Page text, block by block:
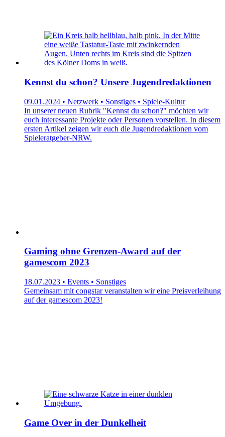
Kennst du schon? Unsere Jugendredaktionen
09.01.2024 • Netzwerk • Sonstiges • Spiele-Kultur
In unserer neuen Rubrik "Kennst du schon?" möchten wir
euch interessante Projekte oder Personen vorstellen. In diesem
ersten Artikel zeigen wir euch die Jugendredaktionen vom
Spieleratgeber-NRW.
Gaming ohne Grenzen-Award auf der
gamescom 2023
18.07.2023 • Events • Sonstiges
Gemeinsam mit congstar veranstalten wir eine Preisverleihung
auf der gamescom 2023!
Game Over in der Dunkelheit